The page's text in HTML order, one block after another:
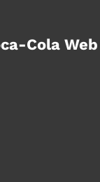
Cola Web